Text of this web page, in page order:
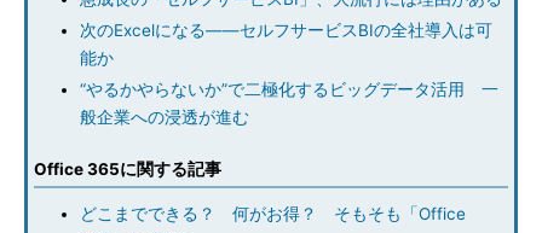
次のExcelになる――セルフサービスBIの全社導入は可
能か
“やるかやらないか”で二極化するビッグデータ活用 一
般企業への浸透が進む
Office 365に関する記事
どこまでできる？ 何がお得？ そもそも「Office